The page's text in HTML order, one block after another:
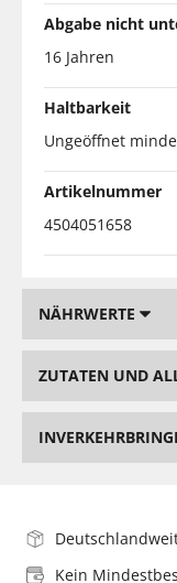
Abgabe nicht
16 Jahren
Haltbarkeit
Ungeöffnet
Artikelnummer
4504051658
NÄHRWERTE
ZUTATEN UND
Kein